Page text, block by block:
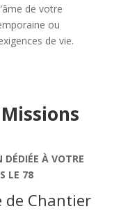
de votre
ou
de vie.
DÉDIÉE À VOTRE
LE 78
de Chantier